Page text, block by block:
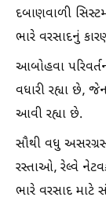
દબાણવાળી
ભારે વરસાદનું
આબોહવા
વધારી રહ્યા છે,
આવી રહ્યા છે.
સૌથી વધુ
રસ્તાઓ, રેલ્વે
ભારે વરસાદ માટે